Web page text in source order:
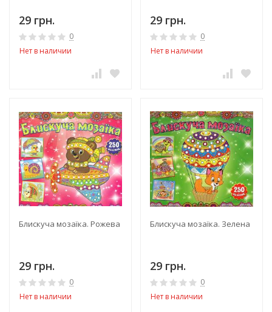
29 грн.
0
Нет в наличии
29 грн.
0
Нет в наличии
Блискуча мозаїка. Рожева
29 грн.
0
Нет в наличии
Блискуча мозаїка. Зелена
29 грн.
0
Нет в наличии